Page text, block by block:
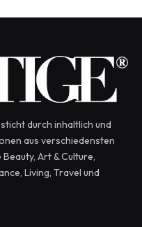
durch inhaltlich und
aus verschiedensten
Art & Culture,
Living, Travel und